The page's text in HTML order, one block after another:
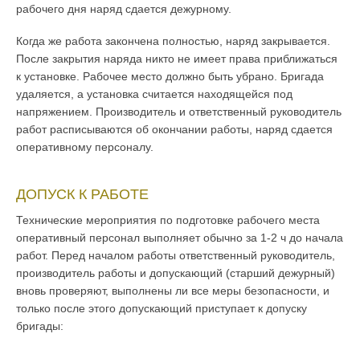
рабочего дня наряд сдается дежурному.
Когда же работа закончена полностью, наряд закрывается.
После закрытия наряда никто не имеет права приближаться
к установке. Рабочее место должно быть убрано. Бригада
удаляется, а установка считается находящейся под
напряжением. Производитель и ответственный руководитель
работ расписываются об окончании работы, наряд сдается
оперативному персоналу.
ДОПУСК К РАБОТЕ
Технические мероприятия по подготовке рабочего места
оперативный персонал выполняет обычно за 1-2 ч до начала
работ. Перед началом работы ответственный руководитель,
производитель работы и допускающий (старший дежурный)
вновь проверяют, выполнены ли все меры безопасности, и
только после этого допускающий приступает к допуску
бригады: